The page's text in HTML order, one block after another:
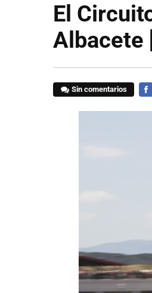
El
Albacete
Sin comentarios